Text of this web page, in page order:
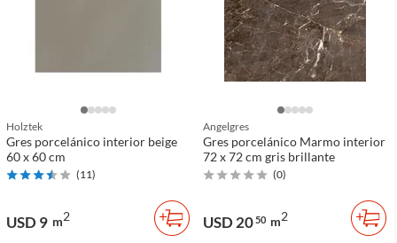
Holztek
Gres porcelánico interior beige
60 x 60 cm
(11)
USD 9 m2
Angelgres
Gres porcelánico Marmo interior
72 x 72 cm gris brillante
(0)
USD 2050 m2